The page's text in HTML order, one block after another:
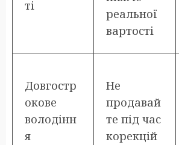
ті
реальної
вартості
Довгостр
окове
володінн
я
Не
продавай
те під час
корекцій